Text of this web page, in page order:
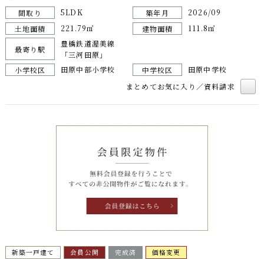
間取り 5LDK 築年月
2026/09
土地面積
221.79㎡ 建物面積 111.8㎡
最寄り駅
豊橋鉄道渥美線
「三河田原」
小学校区
田原中部小学校 中学校区
田原中学校
まとめてお気に入り／資料請求
新築一戸建て 会員公開 完成済 価格変更